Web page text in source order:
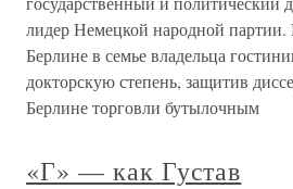
лидер Немецкой народной партии.
Берлине в семье владельца
докторскую степень, защитив
Берлине торговли бутылочным
«Г» — как Густав